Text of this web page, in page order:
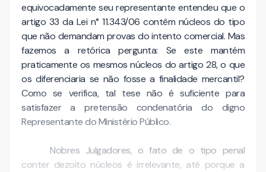
equivocadamente seu representante entendeu que o
artigo 33 da Lei n° 11.343/06 contêm núcleos do tipo
que não demandam provas do intento comercial. Mas
fazemos a retórica pergunta: Se este mantém
praticamente os mesmos núcleos do artigo 28, o que
os diferenciaria se não fosse a finalidade mercantil?
Como se verifica, tal tese não é suficiente para
satisfazer a pretensão condenatória do digno
Representante do Ministério Público.
Nobres Julgadores, o fato de o tipo penal
conter dezoito núcleos é irrelevante, até porque a